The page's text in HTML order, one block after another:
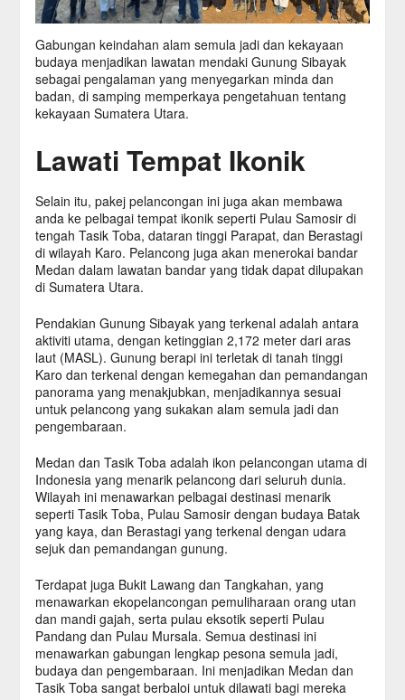
Gabungan keindahan alam semula jadi dan kekayaan
budaya menjadikan lawatan mendaki Gunung Sibayak
sebagai pengalaman yang menyegarkan minda dan
badan, di samping memperkaya pengetahuan tentang
kekayaan Sumatera Utara.
Lawati Tempat Ikonik
Selain itu, pakej pelancongan ini juga akan membawa
anda ke pelbagai tempat ikonik seperti Pulau Samosir di
tengah Tasik Toba, dataran tinggi Parapat, dan Berastagi
di wilayah Karo. Pelancong juga akan menerokai bandar
Medan dalam lawatan bandar yang tidak dapat dilupakan
di Sumatera Utara.
Pendakian Gunung Sibayak yang terkenal adalah antara
aktiviti utama, dengan ketinggian 2,172 meter dari aras
laut (MASL). Gunung berapi ini terletak di tanah tinggi
Karo dan terkenal dengan kemegahan dan pemandangan
panorama yang menakjubkan, menjadikannya sesuai
untuk pelancong yang sukakan alam semula jadi dan
pengembaraan.
Medan dan Tasik Toba adalah ikon pelancongan utama di
Indonesia yang menarik pelancong dari seluruh dunia.
Wilayah ini menawarkan pelbagai destinasi menarik
seperti Tasik Toba, Pulau Samosir dengan budaya Batak
yang kaya, dan Berastagi yang terkenal dengan udara
sejuk dan pemandangan gunung.
Terdapat juga Bukit Lawang dan Tangkahan, yang
menawarkan ekopelancongan pemuliharaan orang utan
dan mandi gajah, serta pulau eksotik seperti Pulau
Pandang dan Pulau Mursala. Semua destinasi ini
menawarkan gabungan lengkap pesona semula jadi,
budaya dan pengembaraan. Ini menjadikan Medan dan
Tasik Toba sangat berbaloi untuk dilawati bagi mereka